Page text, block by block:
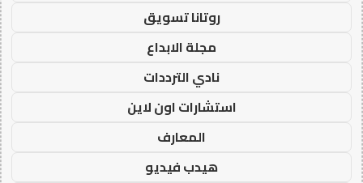
روتانا تسويق
مجلة الابداع
نادي الترددات
استشارات اون لاين
المعارف
هيدب فيديو